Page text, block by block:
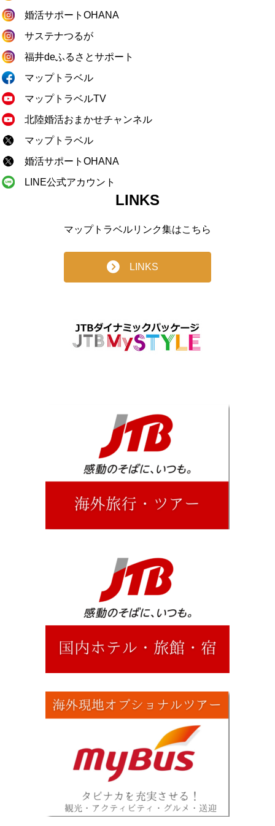
婚活サポートOHANA
サステナつるが
福井deふるさとサポート
マップトラベル
マップトラベルTV
北陸婚活おまかせチャンネル
マップトラベル
婚活サポートOHANA
LINE公式アカウント
LINKS
マップトラベルリンク集はこちら
LINKS